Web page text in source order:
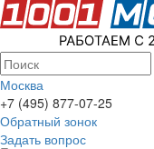
Москва
+7 (495) 877-07-25
Обратный зонок
Задать вопрос